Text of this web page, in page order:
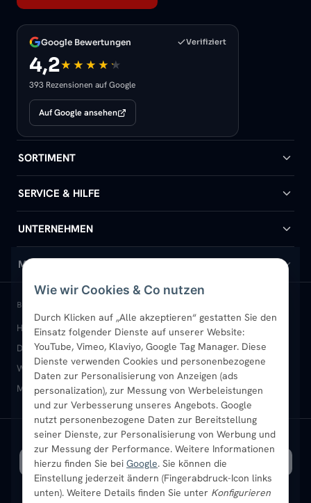
Wie wir Cookies & Co nutzen
Durch Klicken auf „Alle akzeptieren“ gestatten Sie den
Einsatz folgender Dienste auf unserer Website:
YouTube, Vimeo, Klaviyo, Google Tag Manager. Diese
Dienste verwenden Cookies und personenbezogene
Daten zur Personalisierung von Anzeigen (ads
personalization), zur Messung von Werbeleistungen
und zur Verbesserung unseres Angebots. Google
nutzt personenbezogene Daten zur Bereitstellung
seiner Dienste, zur Personalisierung von Werbung und
zur Messung der Performance. Weitere Informationen
hierzu finden Sie bei Google. Sie können die
Einstellung jederzeit ändern (Fingerabdruck-Icon links
unten). Weitere Details finden Sie unter Konfigurieren
Google Bewertungen Verifiziert
4,2
393 Rezensionen auf Google
Auf Google ansehen
SORTIMENT
Badheizkörper
Handtuchheizkörper
Design-Heizkörper
Paneelheizkörper
Vertikal-Heizkörper
Heizkörper-Zubehör
SERVICE & HILFE
Hilfe & Kontakt
Versand & Lieferung
Rückgabe & Widerruf
Garantie & Gewährleistung
Montageservice vor Ort
Sendung verfolgen
UNTERNEHMEN
Wir über uns
Standort & Abholung Jüchen
B2B-Kunden
Karriere
Ratgeber
Bestpreisgarantie
MEIN KONTO
Anmelden / Mein Konto
Merkliste
Newsletter
Aktuelle Angebote
BELIEBTE KATEGORIEN
Heizkörper kaufenBadheizkörperHandtuchheizkörper
Design-HeizkörperPaneelheizkörperVertikal-Heizkörper
Wandheizkörper Wohnraum-Heizkörper Badheizkörper Schwarz
Mischbetrieb-HeizkörperHeizkörper-ZubehörAktuelle Angebote
VERSAND MIT